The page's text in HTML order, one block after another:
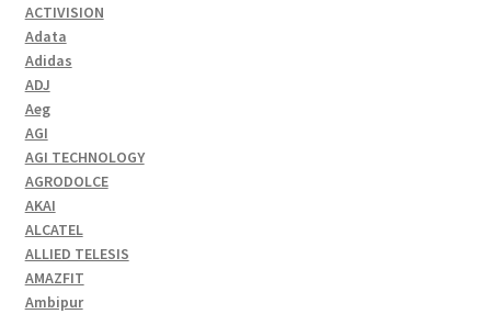
ACTIVISION
Adata
Adidas
ADJ
Aeg
AGI
AGI TECHNOLOGY
AGRODOLCE
AKAI
ALCATEL
ALLIED TELESIS
AMAZFIT
Ambipur